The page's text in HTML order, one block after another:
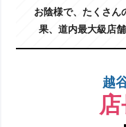
お陰様で、たくさん
果、道内最大級店
越